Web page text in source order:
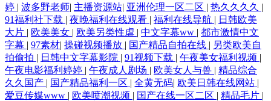
婷 | 波多野老师| 主播资源站| 亚洲伦理一区二区 | 热久久久久 |
91福利社下载 | 夜晚福利在线观看 | 福利在线导航 | 日韩欧美
大片 | 欧美美女 | 欧美另类性虐 | 中文字幕ww | 都市激情中文
字幕 | 97素材| 操碰视频播放 | 国产精品自拍在线 | 另类欧美自
拍偷拍 | 日韩中文字幕影院 | 91视频下载 | 午夜美女福利视频 |
午夜电影福利婷婷 | 午夜成人剧场 | 欧美女人与兽 | 精品综合
久久国产 | 国产精品福利一区 | 全黄无码| 欧美日韩在线网站 |
爱豆传媒www | 欧美喷潮视频 | 国产在线一区二区 | 精品毛片 |